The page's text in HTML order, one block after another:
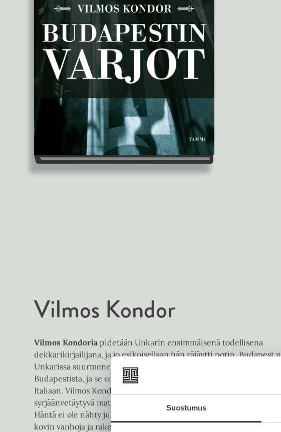
Suostumus
Vilmos Kondor
Vilmos Kondoria pidetään Unkarin ensimmäisenä todellisena
dekkarikirjailijana, ja jo esikoisellaan hän räjäytti potin. Budapest
Unkarissa suurmenestykseen noussut viisiosainen sarja 30–40-
Budapestista, ja se on myyty muun muassa Yhdysvaltoihin, Saksaan
Italiaan. Vilmos Kondor on salanimi, ja hänen väitetään olevan
syrjäänvetäytyvä matematiikanopettaja unkarilaisesta
Häntä ei ole nähty julkisuudessa, ja kustantajan levittämät kuvatkin
kovin vanhoja ja rakeisia.